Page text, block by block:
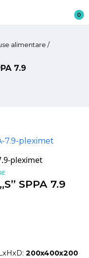
0
alimentare /
7.9
SPPA 7.9
200x400x200